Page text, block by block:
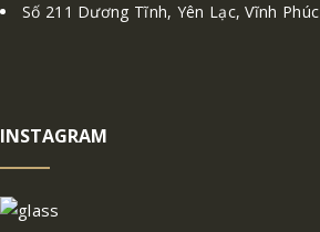
Số 211 Dương Tĩnh, Yên Lạc, Vĩnh Phúc
INSTAGRAM